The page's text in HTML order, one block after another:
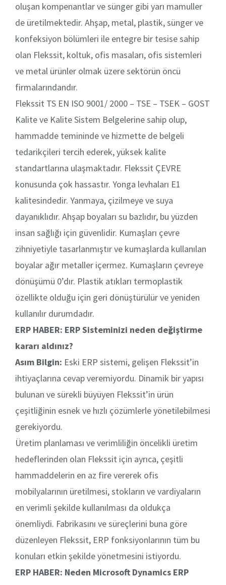
oluşan kompenantlar ve sünger gibi yarı mamuller
de üretilmektedir. Ahşap, metal, plastik, sünger ve
konfeksiyon bölümleri ile entegre bir tesise sahip
olan Flekssit, koltuk, ofis masaları, ofis sistemleri
ve metal ürünler olmak üzere sektörün öncü
firmalarındandır.
Flekssit TS EN ISO 9001/ 2000 – TSE – TSEK – GOST
Kalite ve Kalite Sistem Belgelerine sahip olup,
hammadde temininde ve hizmette de belgeli
tedarikçileri tercih ederek, yüksek kalite
standartlarına ulaşmaktadır. Flekssit ÇEVRE
konusunda çok hassastır. Yonga levhaları E1
kalitesindedir. Yanmaya, çizilmeye ve suya
dayanıklıdır. Ahşap boyaları su bazlıdır, bu yüzden
insan sağlığı için güvenlidir. Kumaşları çevre
zihniyetiyle tasarlanmıştır ve kumaşlarda kullanılan
boyalar ağır metaller içermez. Kumaşların çevreye
dönüşümü 0’dır. Plastik atıkları termoplastik
özellikte olduğu için geri dönüştürülür ve yeniden
kullanılır durumdadır.
ERP HABER: ERP Sisteminizi neden değiştirme
kararı aldınız?
Asım Bilgin: Eski ERP sistemi, gelişen Flekssit’in
ihtiyaçlarına cevap veremiyordu. Dinamik bir yapısı
bulunan ve sürekli büyüyen Flekssit’in ürün
çeşitliğinin esnek ve hızlı çözümlerle yönetilebilmesi
gerekiyordu.
Üretim planlaması ve verimliliğin öncelikli üretim
hedeflerinden olan Flekssit için ayrıca, çeşitli
hammaddelerin en az fire vererek ofis
mobilyalarının üretilmesi, stokların ve vardiyaların
en verimli şekilde kullanılması da oldukça
önemliydi. Fabrikasını ve süreçlerini buna göre
düzenleyen Flekssit, ERP fonksiyonlarının tüm bu
konuları etkin şekilde yönetmesini istiyordu.
ERP HABER: Neden Microsoft Dynamics ERP